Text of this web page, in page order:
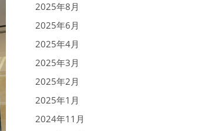
2025年8月
2025年6月
2025年4月
2025年3月
2025年2月
2025年1月
2024年11月